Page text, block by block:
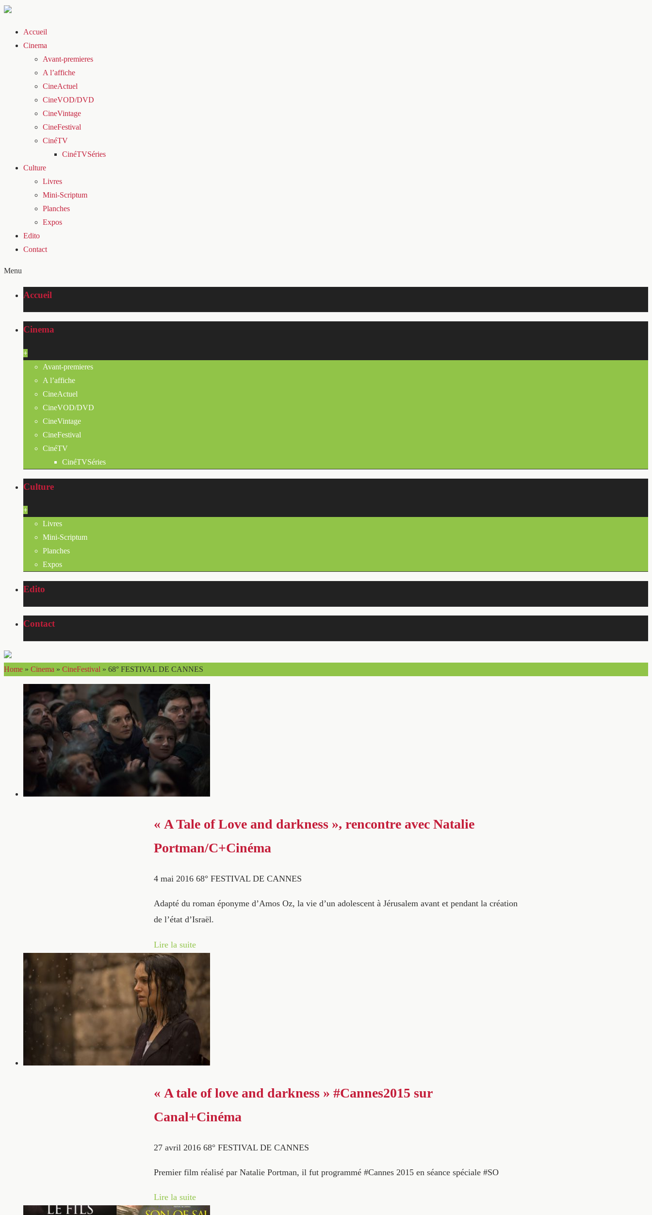
Accueil
Cinema
Avant-premieres
A l’affiche
CineActuel
CineVOD/DVD
CineVintage
CineFestival
CinéTV
CinéTVSéries
Culture
Livres
Mini-Scriptum
Planches
Expos
Edito
Contact
Menu
Accueil
Cinema
+
Avant-premieres
A l’affiche
CineActuel
CineVOD/DVD
CineVintage
CineFestival
CinéTV
CinéTVSéries
Culture
+
Livres
Mini-Scriptum
Planches
Expos
Edito
Contact
Home » Cinema » CineFestival » 68° FESTIVAL DE CANNES
« A Tale of Love and darkness », rencontre avec Natalie
Portman/C+Cinéma
4 mai 2016 68° FESTIVAL DE CANNES
Adapté du roman éponyme d’Amos Oz, la vie d’un adolescent à Jérusalem avant et pendant la création
de l’état d’Israël.
Lire la suite
« A tale of love and darkness » #Cannes2015 sur
Canal+Cinéma
27 avril 2016 68° FESTIVAL DE CANNES
Premier film réalisé par Natalie Portman, il fut programmé #Cannes 2015 en séance spéciale #SO
Lire la suite